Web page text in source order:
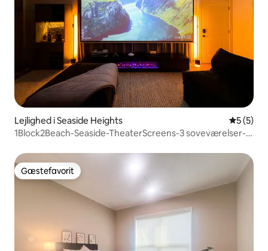
Lejlighed i Seaside Heights 5 ud af 5
5 (5)
1Block2Beach-Seaside-TheaterScreens-3 soveværelser-2
Gæstefavorit
Gæstefavorit